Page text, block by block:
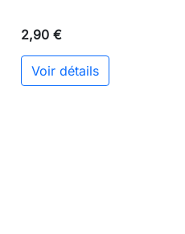
2,90 €
Voir détails